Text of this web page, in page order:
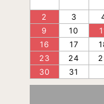
2
3
9
10
16
17
23
24
30
31